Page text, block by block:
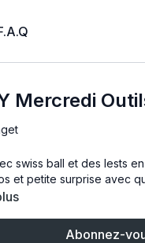
Mercredi
swiss ball et des lests
et petite surprise avec
Abonnez-